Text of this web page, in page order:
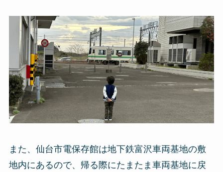
また、仙台市電保存館は地下鉄富沢車両基地の敷
地内にあるので、帰る際にたまたま車両基地に戻